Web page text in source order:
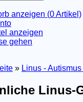
anzeigen (0Artikel)
anzeigen
gehen
» Linus -
Linus-